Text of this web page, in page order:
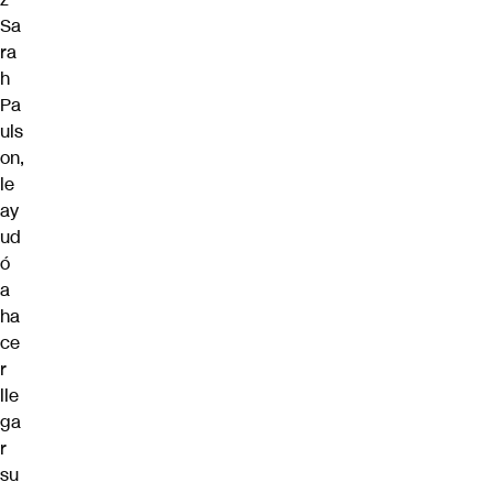
Sa
ra
h
Pa
uls
on,
le
ay
ud
ó
a
ha
ce
r
lle
ga
r
su